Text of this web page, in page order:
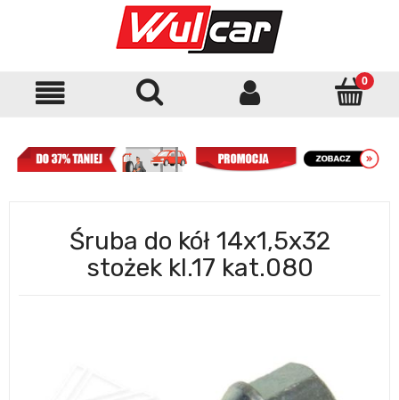
Śruba do kół 14x1,5x32
stożek kl.17 kat.080